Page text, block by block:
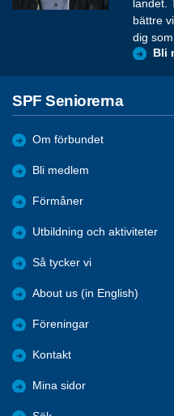
landet.
bättre
dig
Bli
SPF Seniorerna
Om förbundet
Bli medlem
Förmåner
Utbildning och aktiviteter
Så tycker vi
About us (in English)
Föreningar
Kontakt
Mina sidor